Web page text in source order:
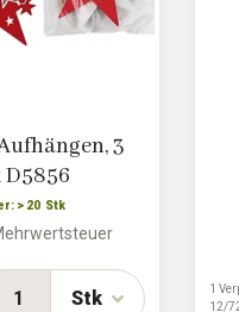
3
> 20 Stk
Stk
1
12/